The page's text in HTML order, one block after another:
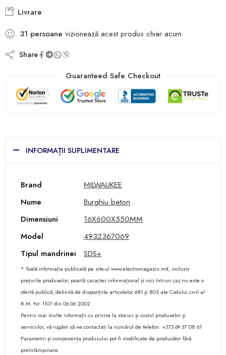
Livrare
31 persoane vizionează acest produs chiar acum
Share
Guaranteed Safe Checkout
INFORMAȚII SUPLIMENTARE
Brand
MILWAUKEE
Nume
Burghiu beton
Dimensiuni
16X600X550MM
Model
4932367069
Tipul mandrinei
SDS+
* Toată informația publicată pe site-ul www.electromagazin.md, inclusiv
prețurile produselor, poartă caracter informațional și nici într-un caz nu este o
ofertă publică, definită de dispozițiile articolelor 681 și 805 ale Codului civil al
R.M. Nr. 1107 din 06.06.2002.
Pentru mai multe informații cu privire la stocuri și costul produselor și
serviciilor, vă rugăm să ne contactați la numărul de telefon: +373 69 37 08 67
Parametrii și componența produsului pot fi modificate de producător fără
preîntâmpinare.